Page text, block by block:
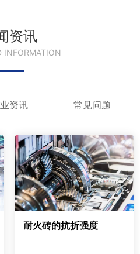
资讯
INFORMATION
资讯 常见问题
耐火砖的抗折强度